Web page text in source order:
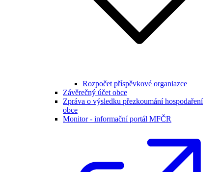
Rozpočet příspěvkové organiazce
Závěrečný účet obce
Zpráva o výsledku přezkoumání hospodaření
obce
Monitor - informační portál MFČR